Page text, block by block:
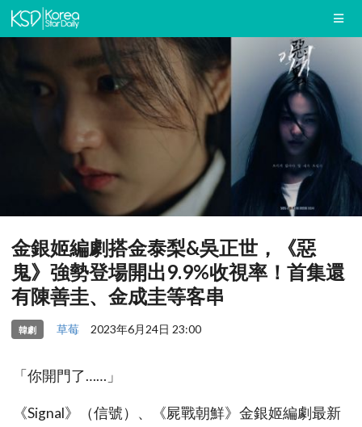
金銀姬編劇搭金泰梨&吳正世，《惡
鬼》強勢登場開出9.9%收視率！首集還
有陳善圭、金成圭等客串
韓劇 草莓 2023年6月24日 23:00
「你開門了……」
《Signal》（信號）、《屍戰朝鮮》金銀姬編劇最新